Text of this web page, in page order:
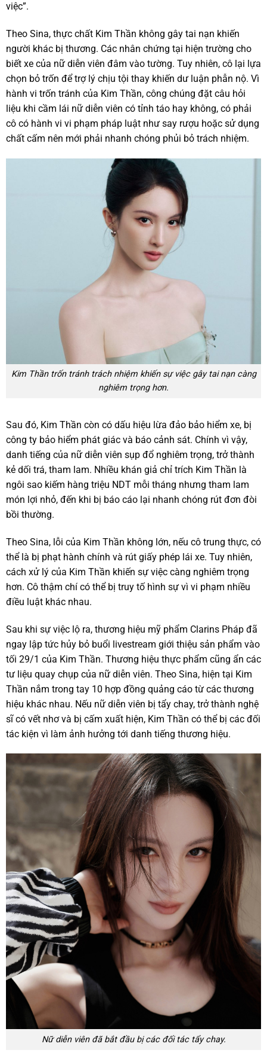
việc”.
Theo Sina, thực chất Kim Thần không gây tai nạn khiến
người khác bị thương. Các nhân chứng tại hiện trường cho
biết xe của nữ diễn viên đâm vào tường. Tuy nhiên, cô lại lựa
chọn bỏ trốn để trợ lý chịu tội thay khiến dư luận phẫn nộ. Vì
hành vi trốn tránh của Kim Thần, công chúng đặt câu hỏi
liệu khi cầm lái nữ diễn viên có tỉnh táo hay không, có phải
cô có hành vi vi phạm pháp luật như say rượu hoặc sử dụng
chất cấm nên mới phải nhanh chóng phủi bỏ trách nhiệm.
Kim Thần trốn tránh trách nhiệm khiến sự việc gây tai nạn càng
nghiêm trọng hơn.
Sau đó, Kim Thần còn có dấu hiệu lừa đảo bảo hiểm xe, bị
công ty bảo hiểm phát giác và báo cảnh sát. Chính vì vậy,
danh tiếng của nữ diễn viên sụp đổ nghiêm trọng, trở thành
kẻ dối trá, tham lam. Nhiều khán giả chỉ trích Kim Thần là
ngôi sao kiếm hàng triệu NDT mỗi tháng nhưng tham lam
món lợi nhỏ, đến khi bị báo cáo lại nhanh chóng rút đơn đòi
bồi thường.
Theo Sina, lỗi của Kim Thần không lớn, nếu cô trung thực, có
thể là bị phạt hành chính và rút giấy phép lái xe. Tuy nhiên,
cách xử lý của Kim Thần khiến sự việc càng nghiêm trọng
hơn. Cô thậm chí có thể bị truy tố hình sự vì vi phạm nhiều
điều luật khác nhau.
Sau khi sự việc lộ ra, thương hiệu mỹ phẩm Clarins Pháp đã
ngay lập tức hủy bỏ buổi livestream giới thiệu sản phẩm vào
tối 29/1 của Kim Thần. Thương hiệu thực phẩm cũng ẩn các
tư liệu quay chụp của nữ diễn viên. Theo Sina, hiện tại Kim
Thần nắm trong tay 10 hợp đồng quảng cáo từ các thương
hiệu khác nhau. Nếu nữ diễn viên bị tẩy chay, trở thành nghệ
sĩ có vết nhơ và bị cấm xuất hiện, Kim Thần có thể bị các đối
tác kiện vì làm ảnh hưởng tới danh tiếng thương hiệu.
Nữ diễn viên đã bắt đầu bị các đối tác tẩy chay.